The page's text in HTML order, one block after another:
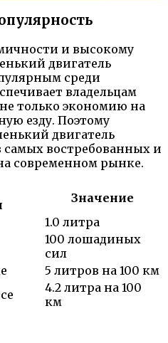
и высокому
двигатель
среди
владельцам
только экономию на
езду. Поэтому
двигатель
самых востребованных и
современном рынке.
Значение
1.0 литра
100 лошадиных
сил
5 литров на 100 км
4.2 литра на 100
км